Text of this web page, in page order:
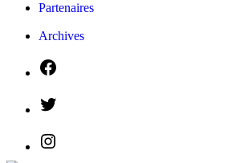
Partenaires
Archives